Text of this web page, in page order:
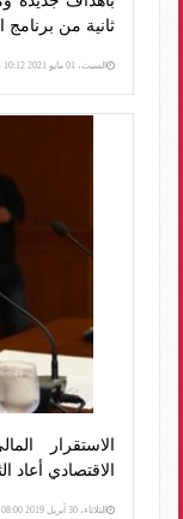
ثانية من برنامج
السبت، 01 مايو 2021 10:12 م
الاستقرار
الاقتصادي أعاد
الثلاثاء، 30 أبريل 2019 08:00 م